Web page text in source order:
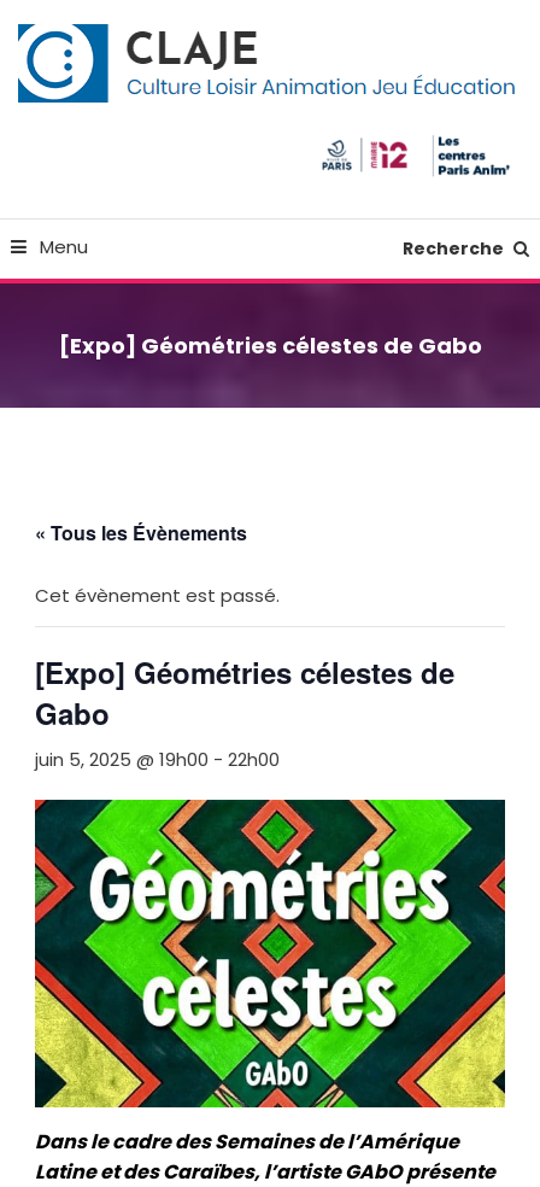
To
Content
Menu Recherche
[Expo] Géométries célestes de Gabo
« Tous les Évènements
Cet évènement est passé.
[Expo] Géométries célestes de
Gabo
juin 5, 2025 @ 19h00 - 22h00
Dans le cadre des Semaines de l’Amérique
Latine et des Caraïbes, l’artiste GAbO présente